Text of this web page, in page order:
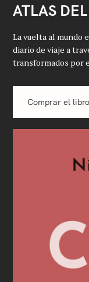
ATLAS
La vuelta al mundo
diario de viaje a
transformados por
Comprar el libro